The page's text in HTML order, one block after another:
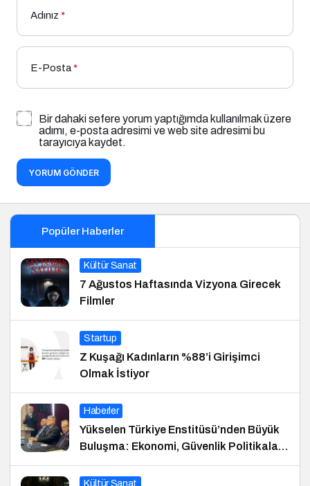
Adınız *
E-Posta*
Bir dahaki sefere yorum yaptığımda kullanılmak üzere
adımı, e-posta adresimi ve web site adresimi bu
tarayıcıya kaydet.
YORUM GÖNDER
Popüler Haberler
Kültür Sanat
7 Ağustos Haftasında Vizyona Girecek
Filmler
Startup
Z Kuşağı Kadınların %88’i Girişimci
Olmak İstiyor
Haberler
Yükselen Türkiye Enstitüsü’nden Büyük
Buluşma: Ekonomi, Güvenlik Politikaları
ve Hukuk Konferansı
Kültür Sanat